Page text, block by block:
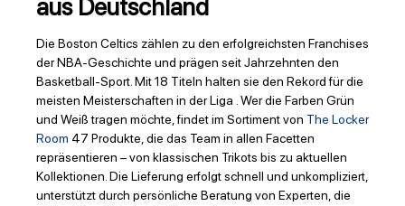
aus Deutschland
Die Boston Celtics zählen zu den erfolgreichsten Franchises
der NBA-Geschichte und prägen seit Jahrzehnten den
Basketball-Sport. Mit 18 Titeln halten sie den Rekord für die
meisten Meisterschaften in der Liga . Wer die Farben Grün
und Weiß tragen möchte, findet im Sortiment von The Locker
Room 47 Produkte, die das Team in allen Facetten
repräsentieren – von klassischen Trikots bis zu aktuellen
Kollektionen. Die Lieferung erfolgt schnell und unkompliziert,
unterstützt durch persönliche Beratung von Experten, die